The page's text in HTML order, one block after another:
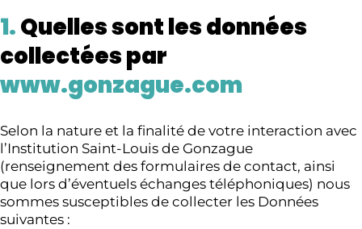
1.Quelles sont les données
collectées par
www.gonzague.com
Selon la nature et la finalité de votre interaction avec
l’Institution Saint-Louis de Gonzague
(renseignement des formulaires de contact, ainsi
que lors d’éventuels échanges téléphoniques) nous
sommes susceptibles de collecter les Données
suivantes :